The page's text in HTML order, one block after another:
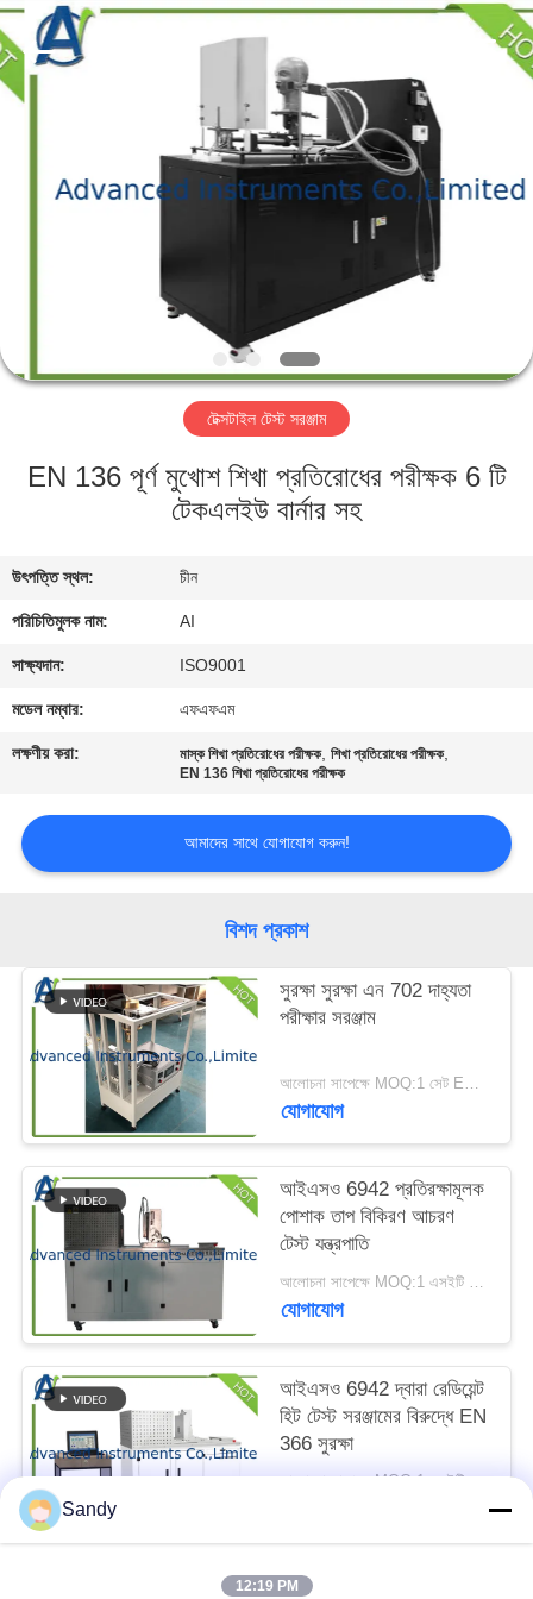
কারখানা
যোগাযোগ
করুন
খবর
মামলা
আবেদন
সাইট
PRIVACY
POLICY
Advanced
Instruments
Co.,Limited.
All
Rights
Reserved.
টেক্সটাইল টেস্ট সরঞ্জাম
EN 136 পূর্ণ মুখোশ শিখা প্রতিরোধের পরীক্ষক 6 টি
টেকএলইউ বার্নার সহ
উৎপত্তি স্থল: চীন
পরিচিতিমুলক নাম: AI
সাক্ষ্যদান: ISO9001
মডেল নম্বার: এফএফএম
লক্ষণীয় করা: মাস্ক শিখা প্রতিরোধের পরীক্ষক,শিখা প্রতিরোধের পরীক্ষক,
EN 136 শিখা প্রতিরোধের পরীক্ষক
আমাদের সাথে যোগাযোগ করুন!
বিশদ প্রকাশ
সুরক্ষা সুরক্ষা এন 702 দাহ্যতা
পরীক্ষার সরঞ্জাম
আলোচনা সাপেক্ষে MOQ:1 সেট EN 702 যোগাযোগের তাপ ট্রান্সমিশন পরীক্ষক
যোগাযোগ
আইএসও 6942 প্রতিরক্ষামূলক
পোশাক তাপ বিকিরণ আচরণ
টেস্ট যন্ত্রপাতি
আলোচনা সাপেক্ষে MOQ:1 এসইটি প্রতিরক্ষামূলক পোশাক তাপ বিকিরণ আচরণ টেস্ট যন্ত্রপাতি
যোগাযোগ
আইএসও 6942 দ্বারা রেডিয়েন্ট
হিট টেস্ট সরঞ্জামের বিরুদ্ধে EN
366 সুরক্ষা
আলোচনা সাপেক্ষে MOQ:1 এসইটি র‌্যাডিয়েন্ট হিট টেস্ট সরঞ্জাম
Sandy
12:19 PM